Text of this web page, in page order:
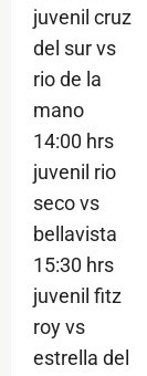
juvenil cruz
del sur vs
rio de la
mano
14:00 hrs
juvenil rio
seco vs
bellavista
15:30 hrs
juvenil fitz
roy vs
estrella del